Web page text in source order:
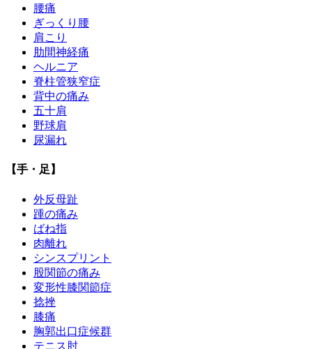
腰痛
ぎっくり腰
肩こり
肋間神経痛
ヘルニア
脊柱管狭窄症
背中の痛み
五十肩
野球肩
尿漏れ
【手・足】
外反母趾
踵の痛み
ばね指
肉離れ
シンスプリント
股関節の痛み
変形性膝関節症
捻挫
膝痛
胸郭出口症候群
テニス肘